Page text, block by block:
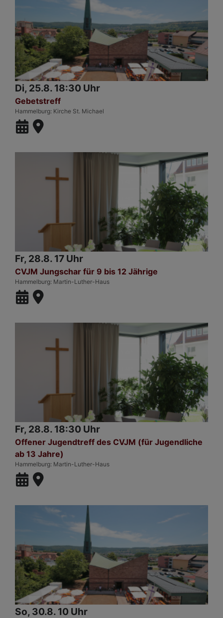
Di, 25.8. 18:30 Uhr
Gebetstreff
Hammelburg Kirche St. Michael
Fr, 28.8. 17 Uhr
CVJM Jungschar für 9 bis 12 Jährige
Hammelburg Martin-Luther-Haus
Fr, 28.8. 18:30 Uhr
Offener Jugendtreff des CVJM (für Jugendliche
ab 13 Jahre)
Hammelburg Martin-Luther-Haus
So, 30.8. 10 Uhr